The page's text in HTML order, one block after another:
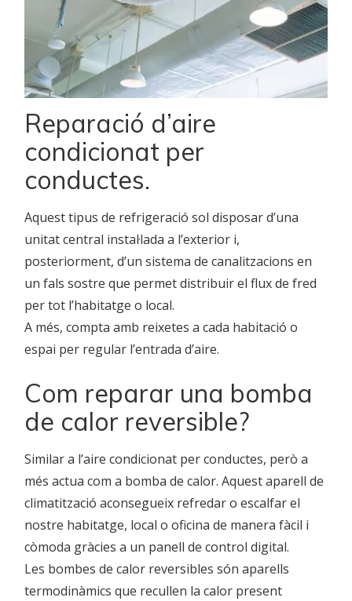
Reparació d’aire
condicionat per
conductes.
Aquest tipus de refrigeració sol disposar d’una
unitat central instal·lada a l’exterior i,
posteriorment, d’un sistema de canalitzacions en
un fals sostre que permet distribuir el flux de fred
per tot l’habitatge o local.
A més, compta amb reixetes a cada habitació o
espai per regular l’entrada d’aire.
Com reparar una bomba
de calor reversible?
Similar a l’aire condicionat per conductes, però a
més actua com a bomba de calor. Aquest aparell de
climatització aconsegueix refredar o escalfar el
nostre habitatge, local o oficina de manera fàcil i
còmoda gràcies a un panell de control digital.
Les bombes de calor reversibles són aparells
termodinàmics que recullen la calor present